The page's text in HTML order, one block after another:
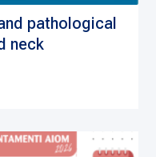
pathological
neck